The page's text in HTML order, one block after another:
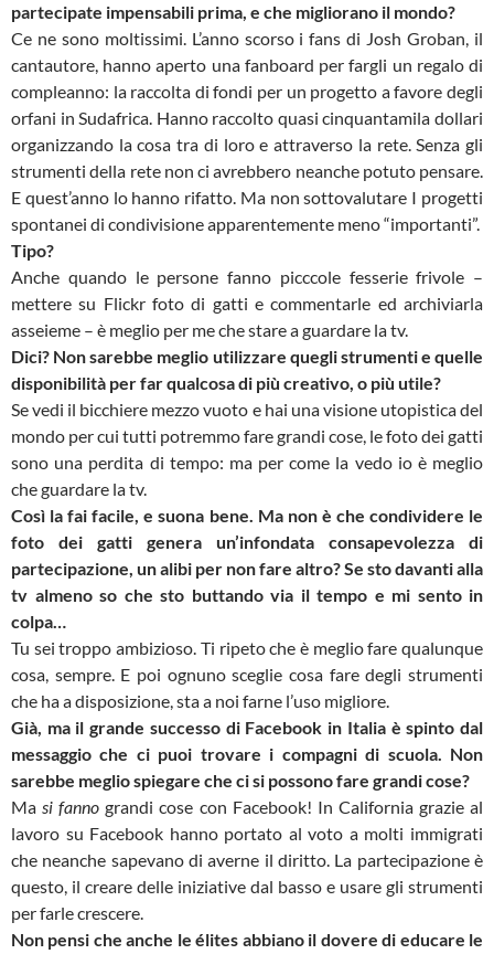
partecipate impensabili prima, e che migliorano il mondo?
Ce ne sono moltissimi. L’anno scorso i fans di Josh Groban, il
cantautore, hanno aperto una fanboard per fargli un regalo di
compleanno: la raccolta di fondi per un progetto a favore degli
orfani in Sudafrica. Hanno raccolto quasi cinquantamila dollari
organizzando la cosa tra di loro e attraverso la rete. Senza gli
strumenti della rete non ci avrebbero neanche potuto pensare.
E quest’anno lo hanno rifatto. Ma non sottovalutare I progetti
spontanei di condivisione apparentemente meno “importanti”.
Tipo?
Anche quando le persone fanno picccole fesserie frivole –
mettere su Flickr foto di gatti e commentarle ed archiviarla
asseieme – è meglio per me che stare a guardare la tv.
Dici? Non sarebbe meglio utilizzare quegli strumenti e quelle
disponibilità per far qualcosa di più creativo, o più utile?
Se vedi il bicchiere mezzo vuoto e hai una visione utopistica del
mondo per cui tutti potremmo fare grandi cose, le foto dei gatti
sono una perdita di tempo: ma per come la vedo io è meglio
che guardare la tv.
Così la fai facile, e suona bene. Ma non è che condividere le
foto dei gatti genera un’infondata consapevolezza di
partecipazione, un alibi per non fare altro? Se sto davanti alla
tv almeno so che sto buttando via il tempo e mi sento in
colpa…
Tu sei troppo ambizioso. Ti ripeto che è meglio fare qualunque
cosa, sempre. E poi ognuno sceglie cosa fare degli strumenti
che ha a disposizione, sta a noi farne l’uso migliore.
Già, ma il grande successo di Facebook in Italia è spinto dal
messaggio che ci puoi trovare i compagni di scuola. Non
sarebbe meglio spiegare che ci si possono fare grandi cose?
Masi fanno grandi cose con Facebook! In California grazie al
lavoro su Facebook hanno portato al voto a molti immigrati
che neanche sapevano di averne il diritto. La partecipazione è
questo, il creare delle iniziative dal basso e usare gli strumenti
per farle crescere.
Non pensi che anche le élites abbiano il dovere di educare le